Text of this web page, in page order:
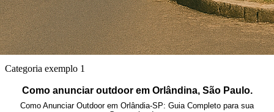
Categoria exemplo 1
Como anunciar outdoor em Orlândina, São Paulo.
Como Anunciar Outdoor em Orlândia-SP: Guia Completo para sua